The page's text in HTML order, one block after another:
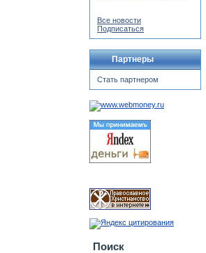
Все новости
Подписаться
Партнеры
Стать партнером
Поиск